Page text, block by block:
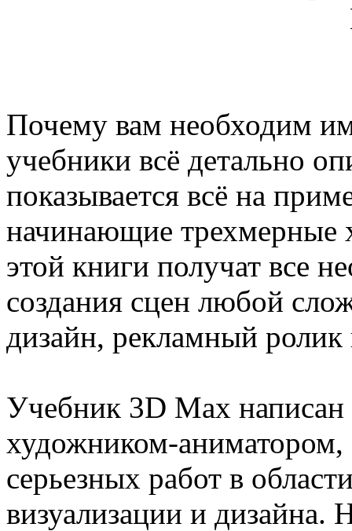
Почему вам необходим
учебники всё детально
показывается всё на
начинающие трехмерные
этой книги получат все
создания сцен любой
дизайн, рекламный
Учебник 3D Max
художником-аниматором,
серьезных работ в
визуализации и дизайна.